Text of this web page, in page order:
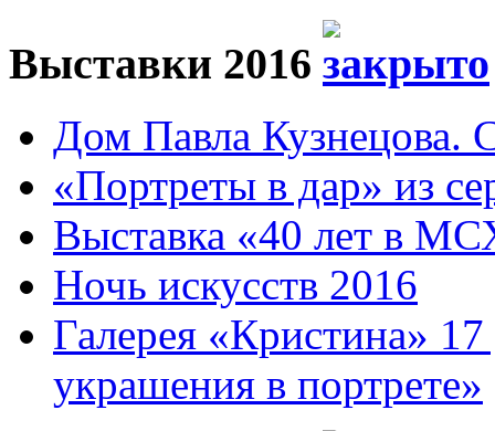
Выставки 2016
Дом Павла Кузнецова.
«Портреты в дар» из
Выставка «40 лет в
Ночь искусств 2016
Галерея «Кристина»
украшения в портрете»